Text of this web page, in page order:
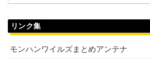
リンク集
モンハンワイルズまとめアンテナ